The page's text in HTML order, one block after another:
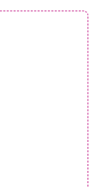
lũy khi mua
hàng hoặc